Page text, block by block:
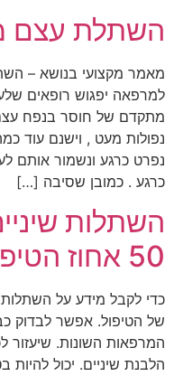
השתלת עצם
מאמר מקצועי בנושא –
למרפאה יפגוש רופאים
מתקדם של חוסר בנפח
נפולות מעט , וישנם עוד
נפרט כרגע ונשמור אותם
כרגע . כמובן שסיבה […]
השתלות
50 אחוז הטיפול
כדי לקבל מידע על
של הטיפול. אפשר לבדוק
המרפאות השונות. שיעזור
הלבנת שיניים. יכול